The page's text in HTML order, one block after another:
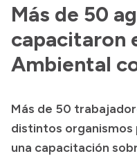
Alumnos
Docentes y
Delegaciones
Accesos directos
Más de 50
capacitaron
Ambiental
Más de 50
distintos organismos
una capacitación